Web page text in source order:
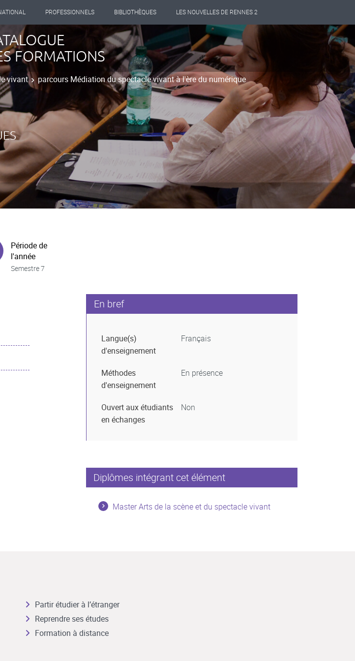
PROFESSIONNELS BIBLIOTHÈQUES LES NOUVELLES DE RENNES 2
FORMATIONS
vivant
parcours Médiation du spectacle vivant à l'ère du numérique
Période de
l'année
Semestre 7
En bref
Langue(s)
d'enseignement
Français
Méthodes
d'enseignement
En présence
Ouvert aux étudiants
en échanges
Non
Diplômes intégrant cet élément
Master Arts de la scène et du spectacle vivant
Partir étudier à l’étranger
Reprendre ses études
Formation à distance